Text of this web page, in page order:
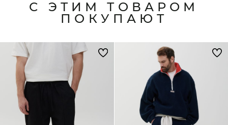
С ЭТИМ ТОВАРОМ
ПОКУПАЮТ